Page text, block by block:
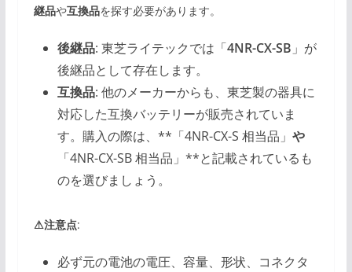
継品や互換品を探す必要があります。
後継品: 東芝ライテックでは「4NR-CX-SB 」が
後継品として存在します。
互換品: 他のメーカーからも、東芝製の器具に
対応した互換バッテリーが販売されていま
す。購入の際は、**「4NR-CX-S 相当品」 や
「4NR-CX-SB 相当品」**と記載されているも
のを選びましょう。
⚠注意点:
必ず元の電池の電圧、容量、形状、コネクタ